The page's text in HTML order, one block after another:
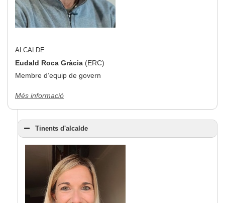
ALCALDE
Eudald Roca Gràcia (ERC)
Membre d’equip de govern
Més informació
Tinents d'alcalde